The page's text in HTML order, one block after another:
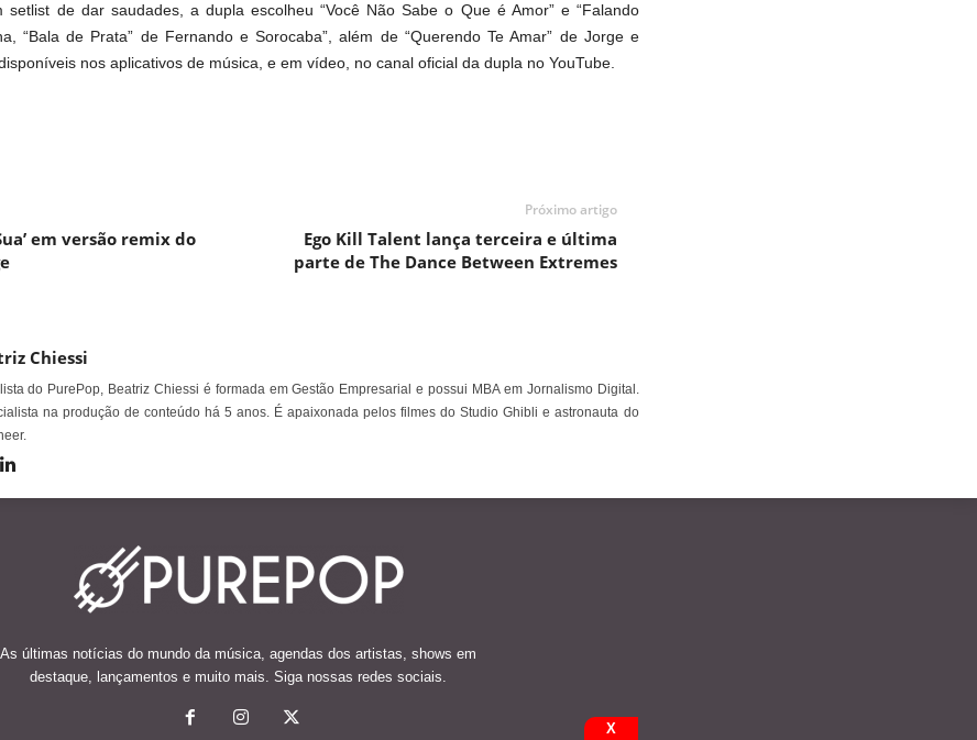
setlist de dar saudades, a dupla escolheu “Você Não Sabe o Que é Amor” e “Falando
“Bala de Prata” de Fernando e Sorocaba”, além de “Querendo Te Amar” de Jorge e
nos aplicativos de música, e em vídeo, no canal oficial da dupla no YouTube.
em versão remix do
Próximo artigo
Ego Kill Talent lança terceira e última
parte de The Dance Between Extremes
Chiessi
do PurePop, Beatriz Chiessi é formada em Gestão Empresarial e possui MBA em Jornalismo Digital.
na produção de conteúdo há 5 anos. É apaixonada pelos filmes do Studio Ghibli e astronauta do
As últimas notícias do mundo da música, agendas dos artistas, shows em
destaque, lançamentos e muito mais. Siga nossas redes sociais.
X